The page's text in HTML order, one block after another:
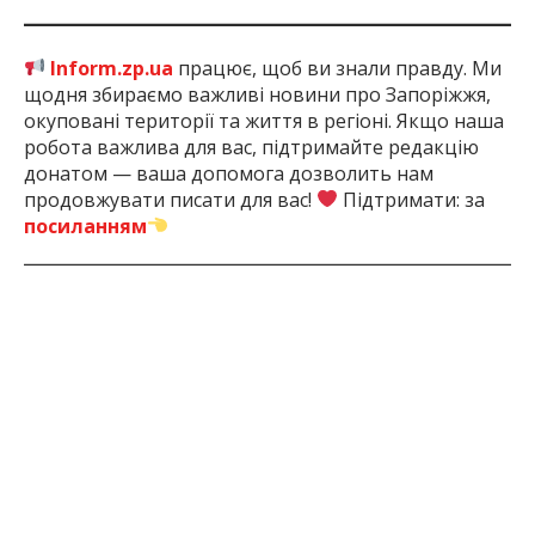
Inform.zp.ua працює, щоб ви знали правду. Ми
щодня збираємо важливі новини про Запоріжжя,
окуповані території та життя в регіоні. Якщо наша
робота важлива для вас, підтримайте редакцію
донатом — ваша допомога дозволить нам
продовжувати писати для вас!
Підтримати: за
посиланням